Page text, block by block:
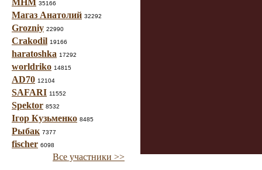
МНМ 35166
Магаз Анатолий 32292
Grozniy 22990
Crakodil 19166
haratoshka 17292
worldriko 14815
AD70 12104
SAFARI 11552
Spektor 8532
Ігор Кузьменко 8485
Рыбак 7377
fischer 6098
Все участники >>